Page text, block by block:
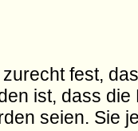
fest,
ist, dass die
seien. Sie